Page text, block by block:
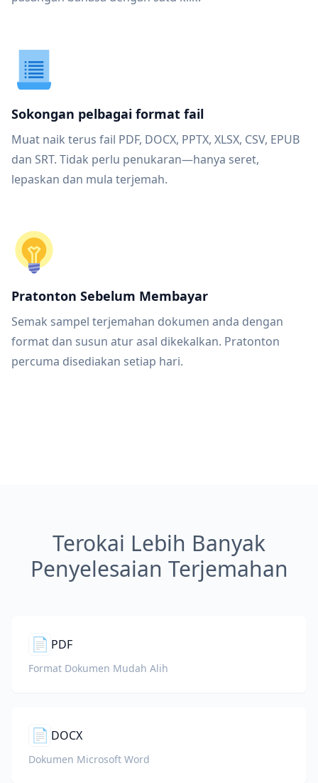
Sokongan pelbagai format fail
Muat naik terus fail PDF, DOCX, PPTX, XLSX, CSV, EPUB
dan SRT. Tidak perlu penukaran—hanya seret,
lepaskan dan mula terjemah.
Pratonton Sebelum Membayar
Semak sampel terjemahan dokumen anda dengan
format dan susun atur asal dikekalkan. Pratonton
percuma disediakan setiap hari.
Terokai Lebih Banyak
Penyelesaian Terjemahan
📄 PDF
Format Dokumen Mudah Alih
📄 DOCX
Dokumen Microsoft Word